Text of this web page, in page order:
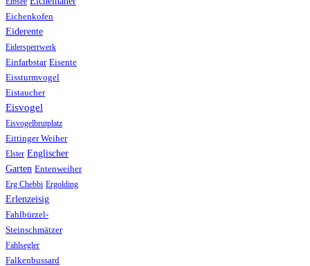
Eichenkofen
Eiderente
Eidersperrwerk
Einfarbstar Eisente
Eissturmvogel
Eistaucher
Eisvogel
Eisvogelbrutplatz
Eittinger Weiher
Elster Englischer
Garten Entenweiher
Erg Chebbi Ergolding
Erlenzeisig
Fahlbürzel-
Steinschmätzer
Fahlsegler
Falkenbussard